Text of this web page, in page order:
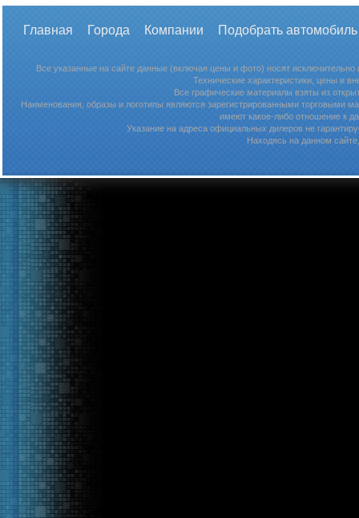
Главная Города Компании Подобрать
Все указанные на сайте данные (включая цены и фото) носят
Технические характеристики, цены и
Все графические материалы взяты из
Наименования, образы и логотипы являются зарегистрированными торговыми
имеют какое-либо отношение к
Указание на адреса официальных дилеров не
Находясь на данном